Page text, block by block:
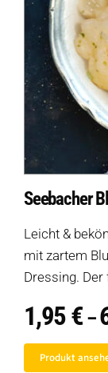
Seebacher
Leicht &
mit zartem
Dressing.
1,95€ –
Produkt